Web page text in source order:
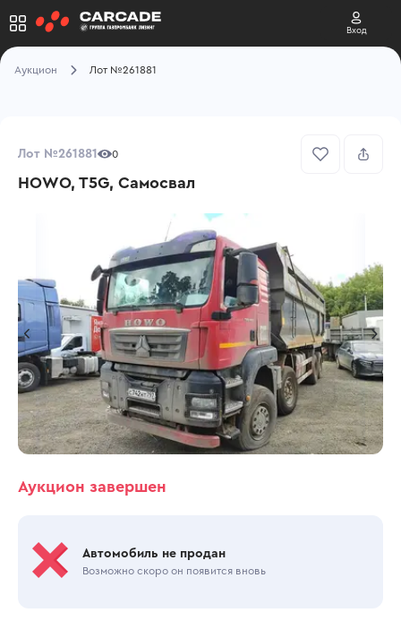
Вход
Аукцион Лот №261881
Лот №261881 0
HOWO, T5G, Самосвал
Аукцион завершен
Автомобиль не продан
Возможно скоро он появится вновь